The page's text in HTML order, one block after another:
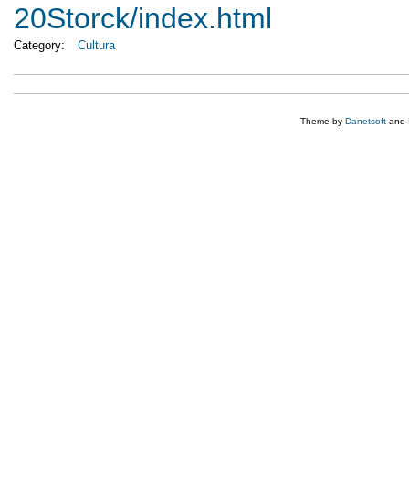
20Storck/index.html
Category: Cultura
Theme by Danetsoft and